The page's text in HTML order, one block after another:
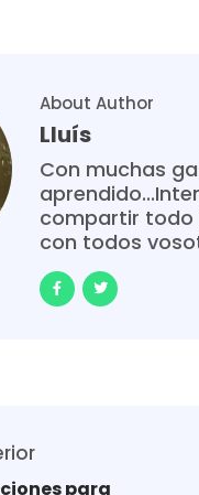
About Author
Lluís
Con muchas
compartir todo
con todos
para